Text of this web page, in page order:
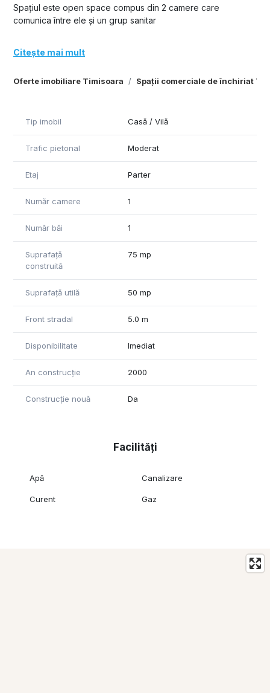
Oferte imobiliare Timisoara Spații comerciale de închiriat
Spațiul este open space compus din 2 camere care
comunica între ele și un grup sanitar
Citește mai mult
Tip imobil Casă / Vilă
Trafic pietonal Moderat
Etaj Parter
Număr camere 1
Număr băi 1
Suprafață
construită
75 mp
Suprafață utilă 50 mp
Front stradal 5.0 m
Disponibilitate Imediat
An construcție 2000
Construcție nouă Da
Facilități
Apă Canalizare
Curent Gaz